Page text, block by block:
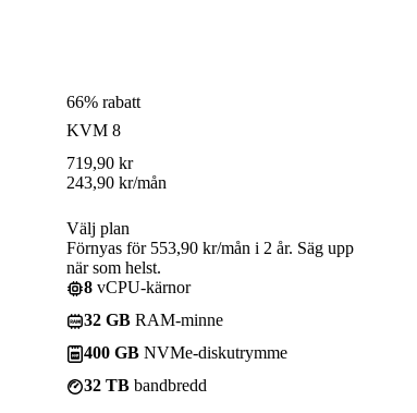
66% rabatt
KVM 8
719,90 kr
243,90 kr/mån
Välj plan
Förnyas för 553,90 kr/mån i 2 år. Säg upp
när som helst.
8 vCPU-kärnor
32 GB RAM-minne
400 GB NVMe-diskutrymme
32 TB bandbredd